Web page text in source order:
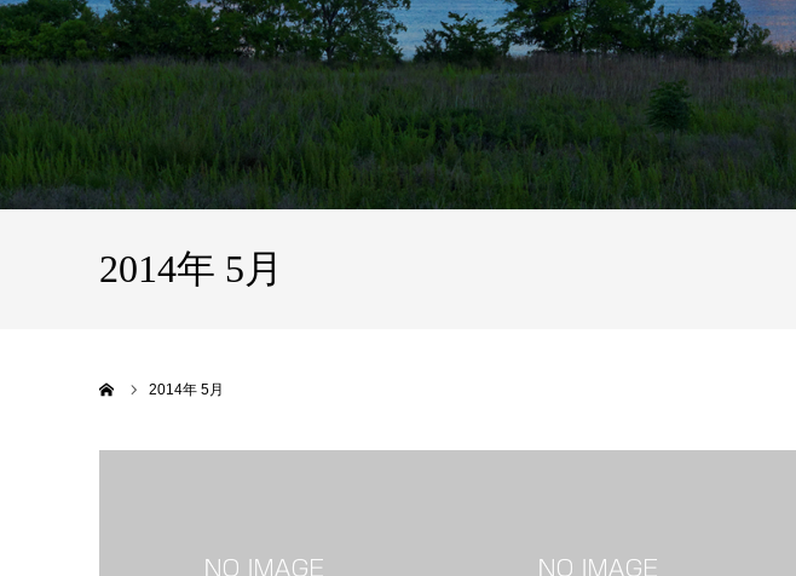
2014年 5月
2014年 5月